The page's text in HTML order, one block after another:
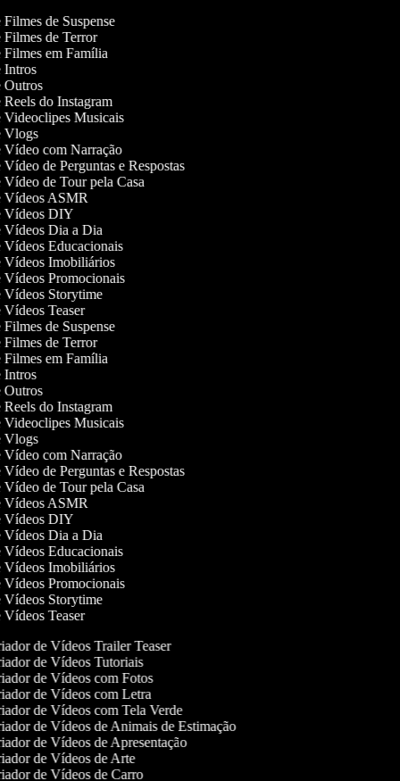
Filmes de Suspense
Filmes de Terror
Filmes em Família
Intros
Outros
Reels do Instagram
Videoclipes Musicais
Vlogs
Vídeo com Narração
Vídeo de Perguntas e Respostas
Vídeo de Tour pela Casa
Vídeos ASMR
Vídeos DIY
Vídeos Dia a Dia
Vídeos Educacionais
Vídeos Imobiliários
Vídeos Promocionais
Vídeos Storytime
Vídeos Teaser
Filmes de Suspense
Filmes de Terror
Filmes em Família
Intros
Outros
Reels do Instagram
Videoclipes Musicais
Vlogs
Vídeo com Narração
Vídeo de Perguntas e Respostas
Vídeo de Tour pela Casa
Vídeos ASMR
Vídeos DIY
Vídeos Dia a Dia
Vídeos Educacionais
Vídeos Imobiliários
Vídeos Promocionais
Vídeos Storytime
Vídeos Teaser
de Vídeos Trailer Teaser
de Vídeos Tutoriais
de Vídeos com Fotos
de Vídeos com Letra
de Vídeos com Tela Verde
de Vídeos de Animais de Estimação
de Vídeos de Apresentação
de Vídeos de Arte
de Vídeos de Carro